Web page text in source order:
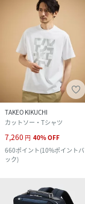
TAKEO KIKUCHI
カットソー・Tシャツ
7,260 円 40%OFF
660ポイント(10%ポイントバ
ック)